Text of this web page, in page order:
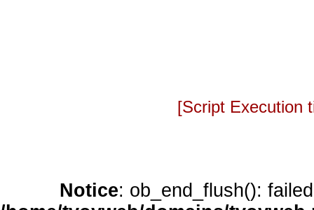
[Script
Notice: ob_end_flush():